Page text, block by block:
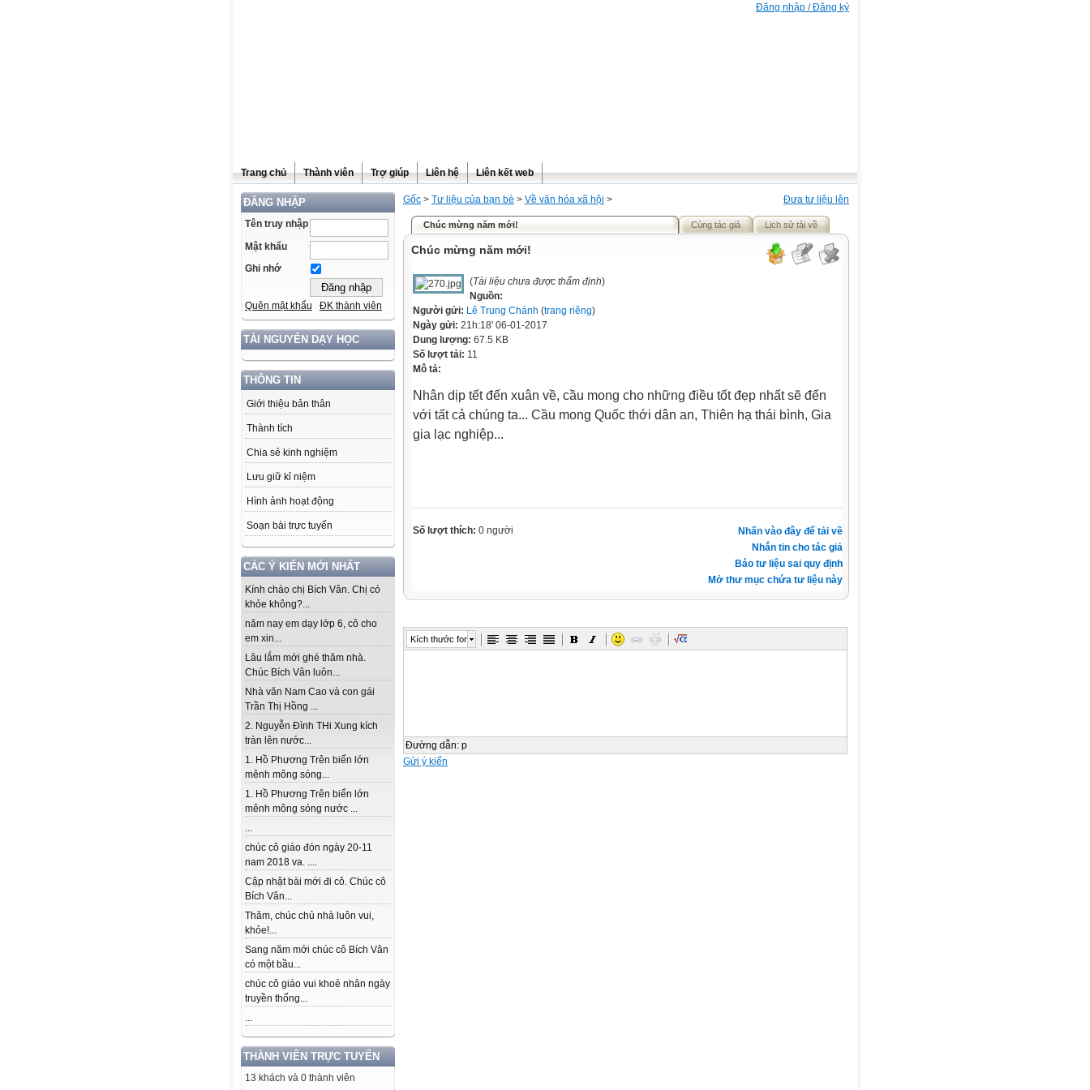
Đăng nhập / Đăng ký
Trang chủ Thành viên Trợ giúp Liên hệ Liên kết web
ĐĂNG NHẬP
Tên truy nhập
Mật khẩu
Ghi nhớ
Quên mật khẩu ĐK thành viên
TÀI NGUYÊN DẠY HỌC
THÔNG TIN
Giới thiệu bản thân
Thành tích
Chia sẻ kinh nghiệm
Lưu giữ kỉ niệm
Hình ảnh hoạt động
Soạn bài trực tuyến
CÁC Ý KIẾN MỚI NHẤT
Kính chào chị Bích Vân. Chị có
khỏe không?...
năm nay em dạy lớp 6, cô cho
em xin...
Lâu lắm mới ghé thăm nhà.
Chúc Bích Vân luôn...
Nhà văn Nam Cao và con gái
Trần Thị Hồng ...
2. Nguyễn Đình THi Xung kích
tràn lên nước...
1. Hồ Phương Trên biển lớn
mênh mông sóng...
1. Hồ Phương Trên biển lớn
mênh mông sóng nước ...
...
chúc cô giáo đón ngày 20-11
nam 2018 va. ....
Cập nhật bài mới đi cô. Chúc cô
Bích Vân...
Thăm, chúc chủ nhà luôn vui,
khỏe!...
Sang năm mới chúc cô Bích Vân
có một bầu...
chúc cô giáo vui khoẻ nhân ngày
truyền thống...
...
THÀNH VIÊN TRỰC TUYẾN
13 khách và 0 thành viên
Đưa tư liệu lên
Gốc > Tư liệu của bạn bè > Về văn hóa xã hội >
Chúc mừng năm mới! Cùng tác giả Lịch sử tải về
Chúc mừng năm mới!
(Tài liệu chưa được thẩm định)
Nguồn:
Người gửi: Lê Trung Chánh (trang riêng)
Ngày gửi: 21h:18' 06-01-2017
Dung lượng: 67.5 KB
Số lượt tải: 11
Mô tả:
Nhân dịp tết đến xuân về, cầu mong cho những điều tốt đẹp nhất sẽ đến
với tất cả chúng ta... Cầu mong Quốc thới dân an, Thiên hạ thái bình, Gia
gia lạc nghiệp...
Nhấn vào đây để tải về
Nhắn tin cho tác giả
Báo tư liệu sai quy định
Mở thư mục chứa tư liệu này
Số lượt thích: 0 người
Kích thước font
Đường dẫn: p
Gửi ý kiến